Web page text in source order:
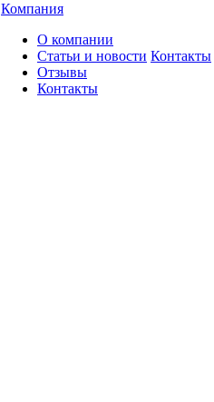
Компания
О компании
Статьи и новости
Отзывы
Контакты
Контакты